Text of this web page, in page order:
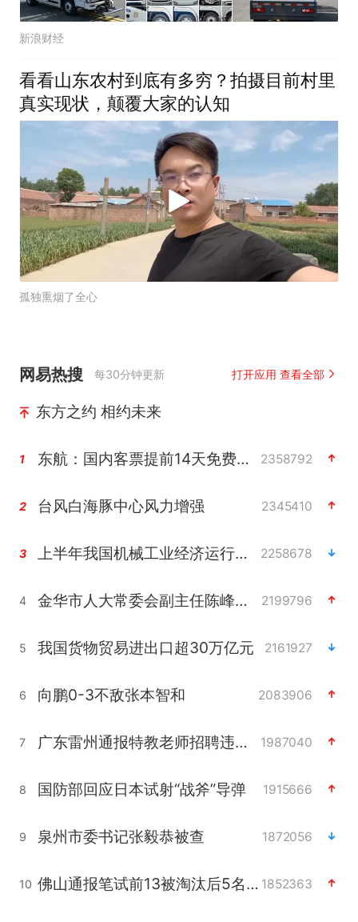
新浪财经
看看山东农村到底有多穷？拍摄目前村里
真实现状，颠覆大家的认知
孤独熏烟了全心
网易热搜 每30分钟更新 打开应用 查看全部
东方之约 相约未来
1 东航：国内客票提前14天免费退改 2358792
2 台风白海豚中心风力增强 2345410
3 上半年我国机械工业经济运行稳中有进 2258678
4 金华市人大常委会副主任陈峰齐被查 2199796
5 我国货物贸易进出口超30万亿元 2161927
6 向鹏0-3不敌张本智和 2083906
7 广东雷州通报特教老师招聘违规事件 1987040
8 国防部回应日本试射“战斧”导弹 1915666
9 泉州市委书记张毅恭被查 1872056
10 佛山通报笔试前13被淘汰后5名进体检 1852363